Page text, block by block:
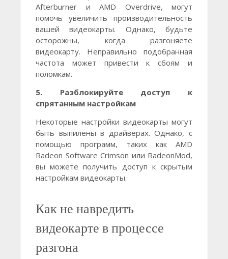
Afterburner и AMD Overdrive, могут
помочь увеличить производительность
вашей видеокарты. Однако, будьте
осторожны, когда разгоняете
видеокарту. Неправильно подобранная
частота может привести к сбоям и
поломкам.
5. Разблокируйте доступ к
спрятанным настройкам
Некоторые настройки видеокарты могут
быть выпилены в драйверах. Однако, с
помощью программ, таких как AMD
Radeon Software Crimson или RadeonMod,
вы можете получить доступ к скрытым
настройкам видеокарты.
Как не навредить
видеокарте в процессе
разгона